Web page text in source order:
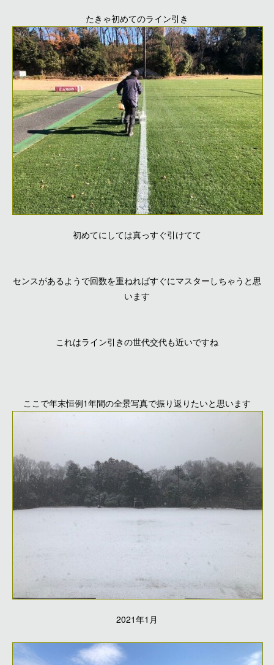
たきゃ初めてのライン引き
初めてにしては真っすぐ引けてて
センスがあるようで回数を重ねればすぐにマスターしちゃうと思
います
これはライン引きの世代交代も近いですね
ここで年末恒例1年間の全景写真で振り返りたいと思います
2021年1月